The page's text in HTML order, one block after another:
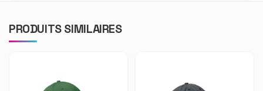
PRODUITS SIMILAIRES